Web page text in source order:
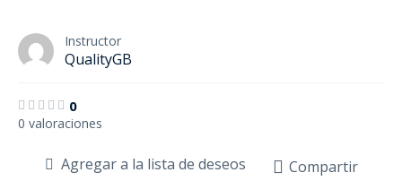
Instructor
QualityGB
0
0 valoraciones
Agregar a la lista de deseos Compartir